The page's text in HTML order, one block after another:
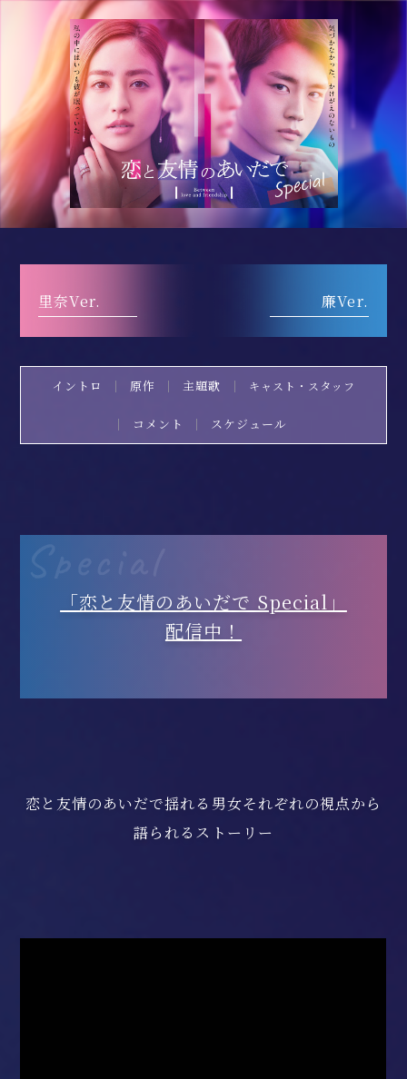
里奈Ver. 廉Ver.
イントロ 原作 主題歌 キャスト・スタッフ
コメント スケジュール
「恋と友情のあいだで Special」
配信中！
恋と友情のあいだで揺れる男女それぞれの視点から
語られるストーリー